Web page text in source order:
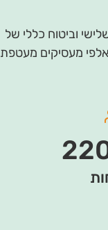
וביטוח כללי של
מעסיקים מעטפת